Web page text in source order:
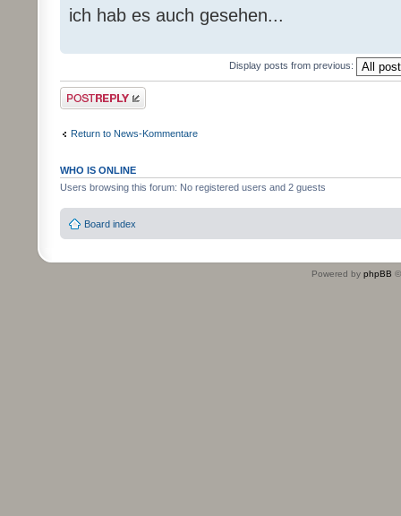
ich hab es auch gesehen...
Display posts from previous:
Post a reply
Return to News-Kommentare
WHO IS ONLINE
Users browsing this forum: No registered users and 2 guests
Board index
Powered by phpBB